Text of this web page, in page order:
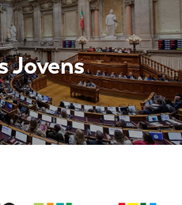
Jovens